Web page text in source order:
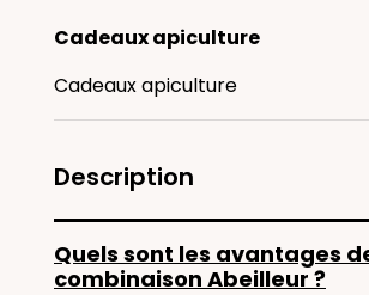
Cadeaux apiculture
Cadeaux apiculture
Description
Quels sont les avantages
combinaison Abeilleur ?